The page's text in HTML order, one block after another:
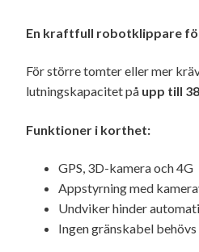
En kraftfull robotklippare
För större tomter eller mer
lutningskapacitet på upp till
Funktioner i korthet:
GPS, 3D-kamera och 4G
Appstyrning med
Undviker hinder
Ingen gränskabel behövs